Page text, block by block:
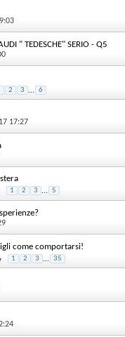
" TEDESCHE" SERIO - Q5
2 3 ... 6
17:27
1 2 3 ... 5
come comportarsi!
1 2 3 ... 35